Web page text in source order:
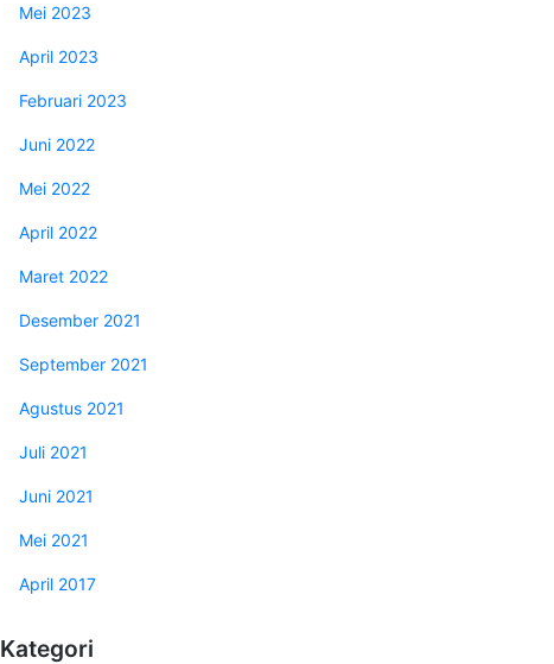
Mei 2023
April 2023
Februari 2023
Juni 2022
Mei 2022
April 2022
Maret 2022
Desember 2021
September 2021
Agustus 2021
Juli 2021
Juni 2021
Mei 2021
April 2017
Kategori